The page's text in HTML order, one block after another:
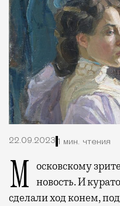
22.09.2023 1 мин. чтения
Московскому зрителю угодить сложно, это не новость. И
сделали ход конем,